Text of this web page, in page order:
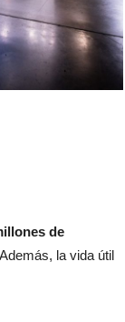
de
la vida útil